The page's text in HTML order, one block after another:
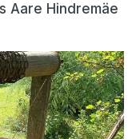
Aare Hindremäe